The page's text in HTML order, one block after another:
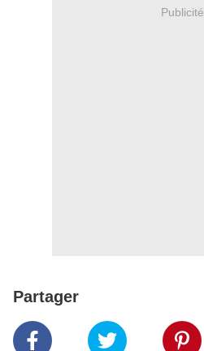
Publicité
Partager